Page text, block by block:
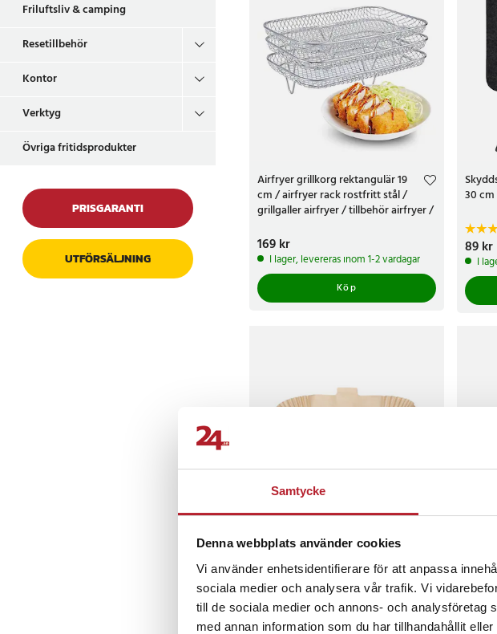
Samtycke
Denna webbplats använder cookies
Vi använder enhetsidentifierare för att anpassa
sociala medier och analysera vår trafik. Vi
till de sociala medier och annons- och
med annan information som du har tillhandahållit
Friluftsliv & camping
Resetillbehör
Kontor
Verktyg
Övriga fritidsprodukter
PRISGARANTI
UTFÖRSÄLJNING
Airfryer grillkorg rektangulär 19
cm / airfryer rack rostfritt stål /
grillgaller airfryer / tillbehör airfryer /
Pris:169 kr
169 kr
I lager, levereras inom 1-2 vardagar
Köp
30 cm
Pris:
89 kr
I
50-pack - Medium
Pris: 69 kr
69 kr
I lager, levereras inom 1-2 vardagar
149 kr
99 kr